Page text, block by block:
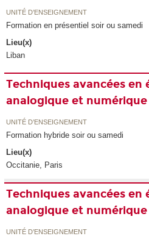
UNITÉ D’ENSEIGNEMENT
Formation en présentiel soir ou samedi
Lieu(x)
Liban
Techniques avancées en
analogique et numérique
UNITÉ D’ENSEIGNEMENT
Formation hybride soir ou samedi
Lieu(x)
Occitanie, Paris
Techniques avancées en
analogique et numérique
UNITÉ D’ENSEIGNEMENT